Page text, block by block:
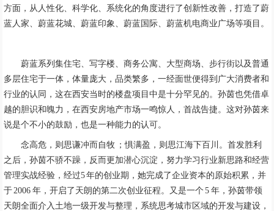
方面，从人性化、科学化、系统化的角度进行了创新性改善，打造了蔚
蓝人家、蔚蓝花城、蔚蓝印象、蔚蓝国际、蔚蓝机电商业广场等项目。
蔚蓝系列集住宅、写字楼、商务公寓、大型商场、步行街以及普通
多层住宅于一体，体量庞大，品类繁多，一经面世便得到广大消费者和
行业的认同，这在西安当时的楼盘项目中是十分罕见的。孙茵也凭借卓
越的胆识和魄力，在西安房地产市场一鸣惊人，首战告捷。这对孙茵来
说是个不小的鼓励，也是一种能力的认可。
念高危，则思谦冲而自牧 ；惧满盈，则思江海下百川。首发胜利
之后，孙茵不骄不躁，反而更加潜心沉淀，努力学习行业新思路和经营
管理实战经验，经过5 年的创业期，她完成了企业资本的原始积累，并
于 2006 年，开启了天朗的第二次创业征程。又是一个 5 年，孙茵带领
天朗全面介入土地一级开发与整理，系统思考城市区域的开发与建设，